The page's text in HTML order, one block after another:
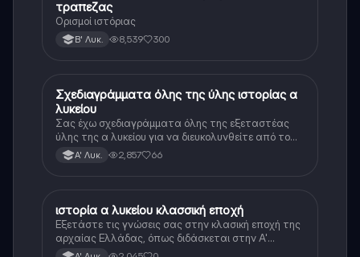
τραπεζας
Ορισμοί ιστόριας
Β' Λυκ. 8,539 300
Ιστορία
Σχεδιαγράμματα όλης της ύλης ιστορίας α
λυκείου
Σας έχω σχεδιαγράμματα όλης της εξεταστέας
ύλης της α λυκείου για να διευκολυνθείτε από το
τεράστιο βάρος του βιβλίου
Α' Λυκ. 2,857 66
Ιστορία
ιστορία α λυκείου κλασσική εποχή
Εξετάστε τις γνώσεις σας στην κλασική εποχή της
αρχαίας Ελλάδας, όπως διδάσκεται στην Α'
Λυκείου.